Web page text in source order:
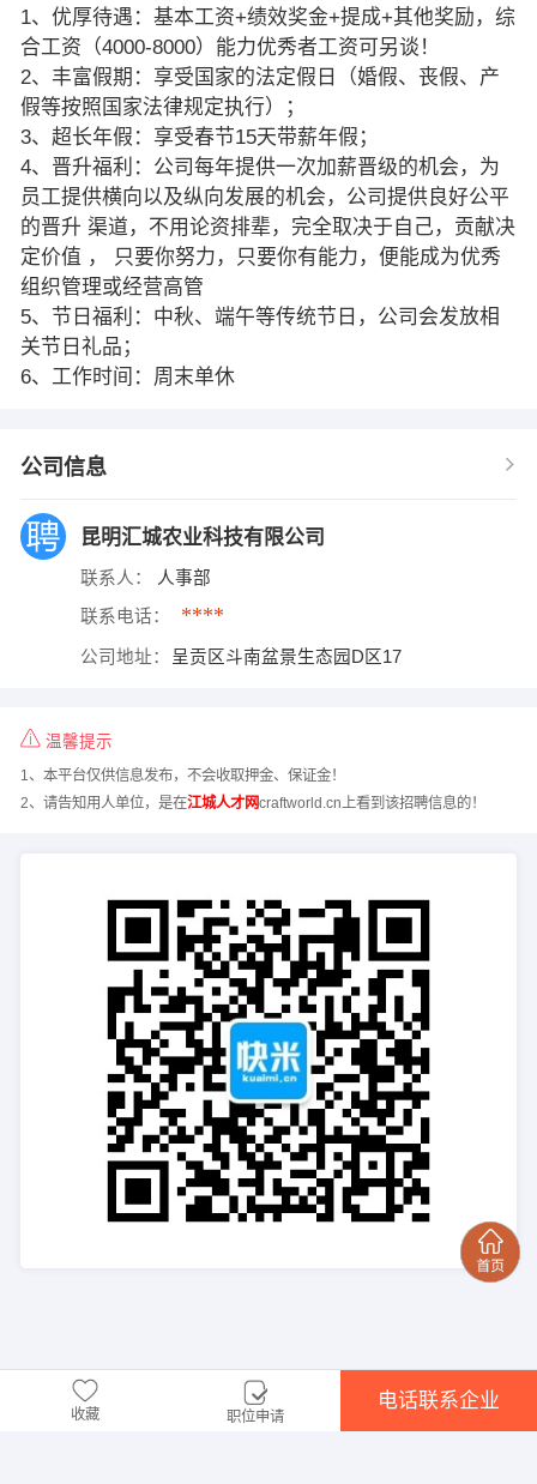
1、优厚待遇：基本工资+绩效奖金+提成+其他奖励，综
合工资（4000-8000）能力优秀者工资可另谈！
2、丰富假期：享受国家的法定假日（婚假、丧假、产
假等按照国家法律规定执行）；
3、超长年假：享受春节15天带薪年假；
4、晋升福利：公司每年提供一次加薪晋级的机会，为
员工提供横向以及纵向发展的机会，公司提供良好公平
的晋升 渠道，不用论资排辈，完全取决于自己，贡献决
定价值 ， 只要你努力，只要你有能力，便能成为优秀
组织管理或经营高管
5、节日福利：中秋、端午等传统节日，公司会发放相
关节日礼品；
6、工作时间：周末单休
公司信息
昆明汇城农业科技有限公司
联系人： 人事部
联系电话： ****
公司地址： 呈贡区斗南盆景生态园D区17
温馨提示
1、本平台仅供信息发布，不会收取押金、保证金！
2、请告知用人单位，是在江城人才网craftworld.cn上看到该招聘信息的！
收藏 职位申请
电话联系企业